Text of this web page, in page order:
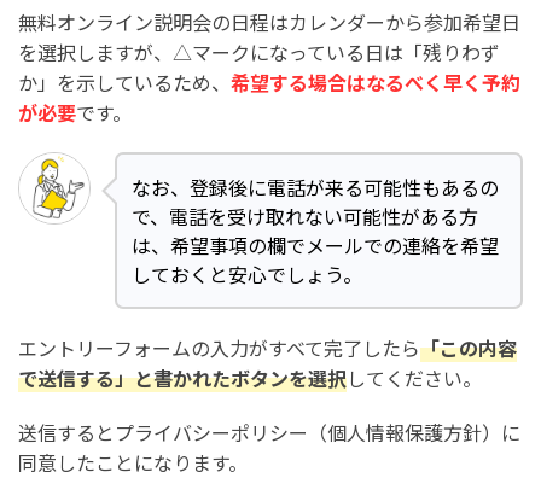
無料オンライン説明会の日程はカレンダーから参加希望日
を選択しますが、△マークになっている日は「残りわず
か」を示しているため、 希望する場合はなるべく早く予約
が必要です。
なお、登録後に電話が来る可能性もあるの
で、電話を受け取れない可能性がある方
は、希望事項の欄でメールでの連絡を希望
しておくと安心でしょう。
エントリーフォームの入力がすべて完了したら「この内容
で送信する」と書かれたボタンを選択してください。
送信するとプライバシーポリシー（個人情報保護方針）に
同意したことになります。